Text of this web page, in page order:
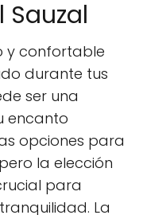
Sauzal
y confortable
durante tus
ser una
encanto
opciones para
la elección
para
La